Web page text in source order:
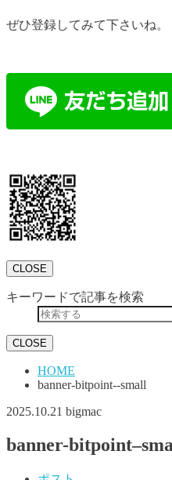
ぜひ登録してみて下さいね。
CLOSE
キーワードで記事を検索
CLOSE
HOME
banner-bitpoint--small
2025.10.21 bigmac
banner-